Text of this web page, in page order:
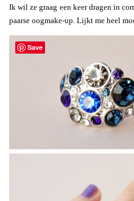
Ik wil ze graag een keer dragen in
paarse oogmake-up. Lijkt me heel
Save